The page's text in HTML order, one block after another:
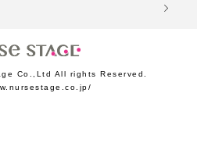
Co.,Ltd All rights Reserved.